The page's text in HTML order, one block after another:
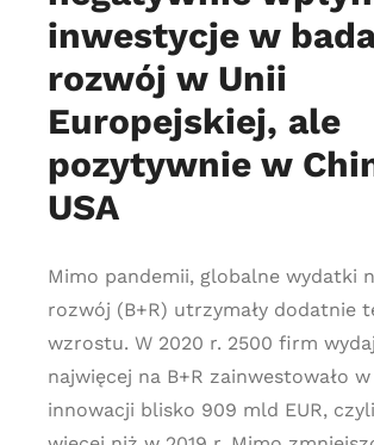
inwestycje w
rozwój w Unii
Europejskiej, ale
pozytywnie w
USA
Mimo pandemii, globalne wydatki
rozwój (B+R) utrzymały dodatnie
wzrostu. W 2020 r. 2500 firm
najwięcej na B+R zainwestowało
innowacji blisko 909 mld EUR,